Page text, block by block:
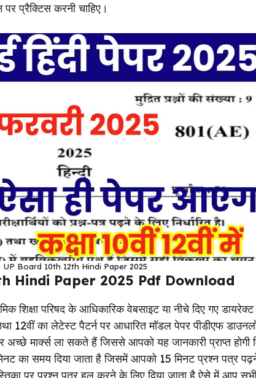
पर प्रैक्टिस करनी चाहिए।
UP Board 10th 12th Hindi Paper 2025
Hindi Paper 2025 Pdf Download
शिक्षा परिषद के आधिकारिक वेबसाइट या नीचे दिए गए
12वीं का लेटेस्ट पैटर्न पर आधारित मॉडल पेपर पीडीएफ
अच्छे मार्क्स ला सकते हैं जिससे आपको यह जानकारी प्राप्त होगी
मिनट का समय दिया जाता है जिसमें आपको 15 मिनट प्रश्न पत्र